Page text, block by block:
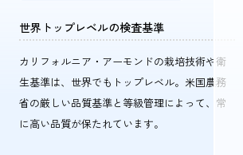
世界トップレベルの検査基準
カリフォルニア・アーモンドの栽培技術や衛
生基準は、世界でもトップレベル。米国農務
省の厳しい品質基準と等級管理によって、常
に高い品質が保たれています。